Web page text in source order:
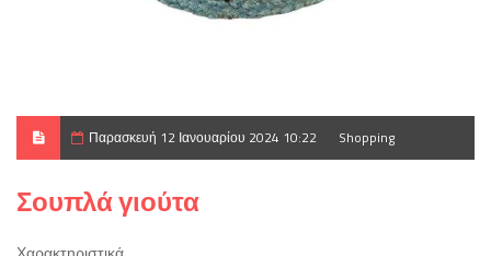
Παρασκευή 12 Ιανουαρίου 2024 10:22 Shopping
Σουπλά γιούτα